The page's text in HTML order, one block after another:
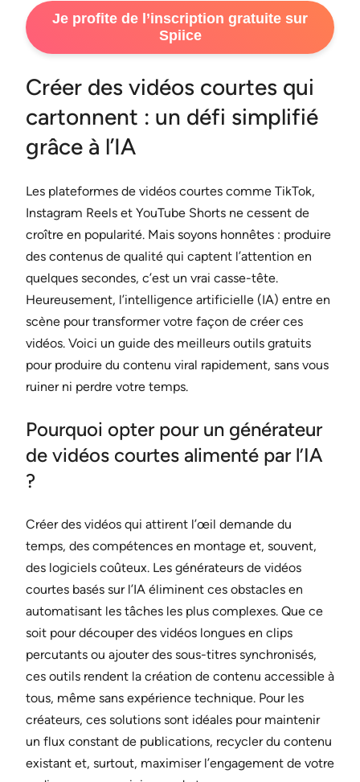
Je profite de l’inscription gratuite sur
Spiice
Créer des vidéos courtes qui
cartonnent : un défi simplifié
grâce à l’IA
Les plateformes de vidéos courtes comme TikTok,
Instagram Reels et YouTube Shorts ne cessent de
croître en popularité. Mais soyons honnêtes : produire
des contenus de qualité qui captent l’attention en
quelques secondes, c’est un vrai casse-tête.
Heureusement, l’intelligence artificielle (IA) entre en
scène pour transformer votre façon de créer ces
vidéos. Voici un guide des meilleurs outils gratuits
pour produire du contenu viral rapidement, sans vous
ruiner ni perdre votre temps.
Pourquoi opter pour un générateur
de vidéos courtes alimenté par l’IA
?
Créer des vidéos qui attirent l’œil demande du
temps, des compétences en montage et, souvent,
des logiciels coûteux. Les générateurs de vidéos
courtes basés sur l’IA éliminent ces obstacles en
automatisant les tâches les plus complexes. Que ce
soit pour découper des vidéos longues en clips
percutants ou ajouter des sous-titres synchronisés,
ces outils rendent la création de contenu accessible à
tous, même sans expérience technique. Pour les
créateurs, ces solutions sont idéales pour maintenir
un flux constant de publications, recycler du contenu
existant et, surtout, maximiser l’engagement de votre